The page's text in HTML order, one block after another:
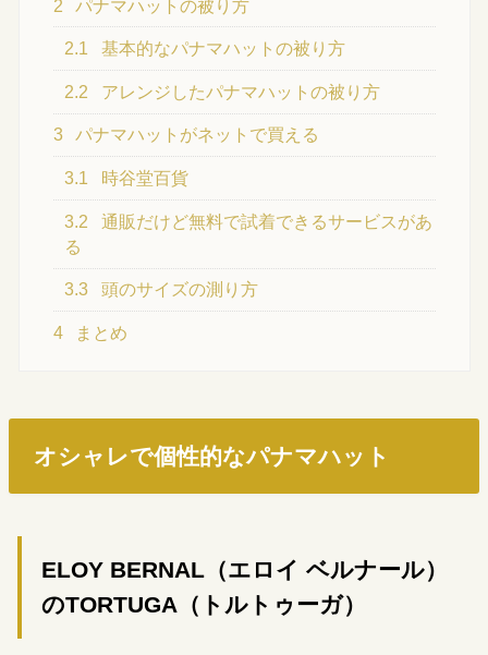
2 パナマハットの被り方
2.1 基本的なパナマハットの被り方
2.2 アレンジしたパナマハットの被り方
3 パナマハットがネットで買える
3.1 時谷堂百貨
3.2
通販だけど無料で試着できるサービスがあ
る
3.3 頭のサイズの測り方
4 まとめ
オシャレで個性的なパナマハット
ELOY BERNAL（エロイ ベルナール）
のTORTUGA（トルトゥーガ）